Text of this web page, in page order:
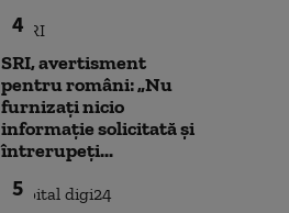
4
SRI, avertisment
pentru români: „Nu
furnizați nicio
informație solicitată și
întrerupeți...
5